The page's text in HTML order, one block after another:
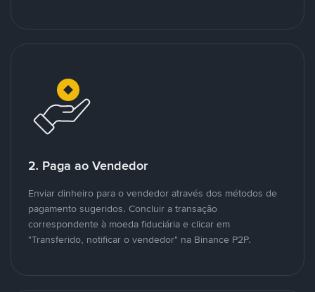
2. Paga ao Vendedor
Enviar dinheiro para o vendedor através dos métodos de
pagamento sugeridos. Concluir a transação
correspondente à moeda fiduciária e clicar em
"Transferido, notificar o vendedor" na Binance P2P.